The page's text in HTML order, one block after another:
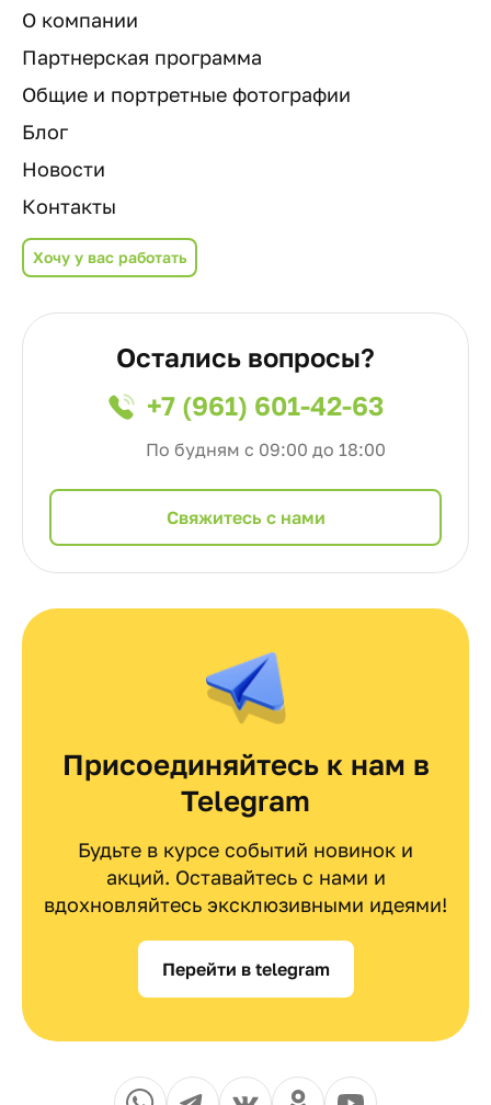
О компании
Партнерская программа
Общие и портретные фотографии
Блог
Новости
Контакты
Хочу у вас работать
Остались вопросы?
+7 (961) 601-42-63
По будням с 09:00 до 18:00
Cвяжитесь с нами
Присоединяйтесь к нам в
Telegram
Будьте в курсе событий новинок и
акций. Оставайтесь с нами и
вдохновляйтесь эксклюзивными идеями!
Перейти в telegram